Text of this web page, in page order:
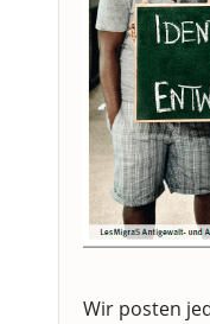
Wir posten